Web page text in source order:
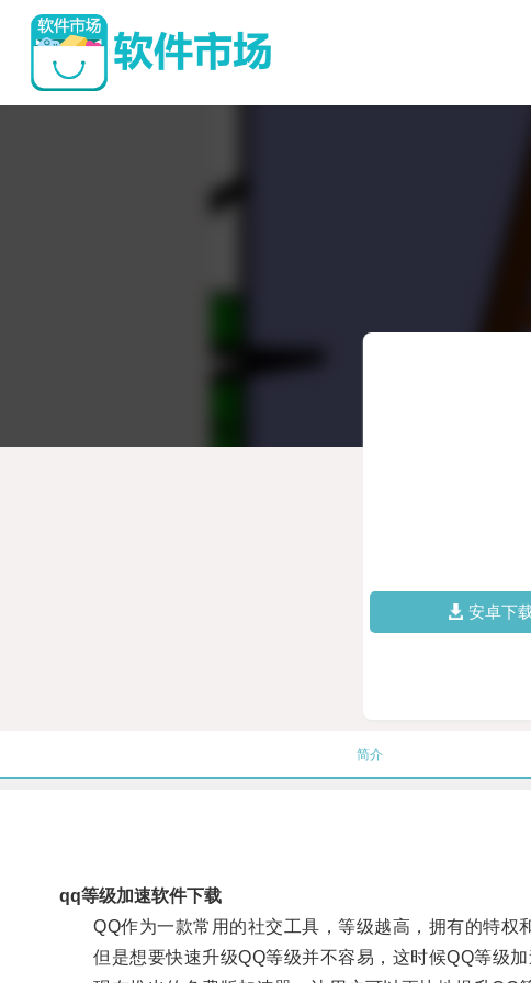
安卓下
简介
qq等级加速软件下载
QQ作为一款常用的社交工具，等级越高，拥有的特权和
但是想要快速升级QQ等级并不容易，这时候QQ等级加